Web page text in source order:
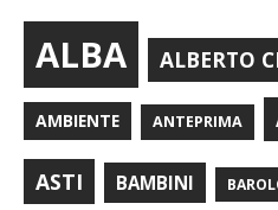
ALBA ALBERTO
AMBIENTE ANTEPRIMA
ASTI BAMBINI